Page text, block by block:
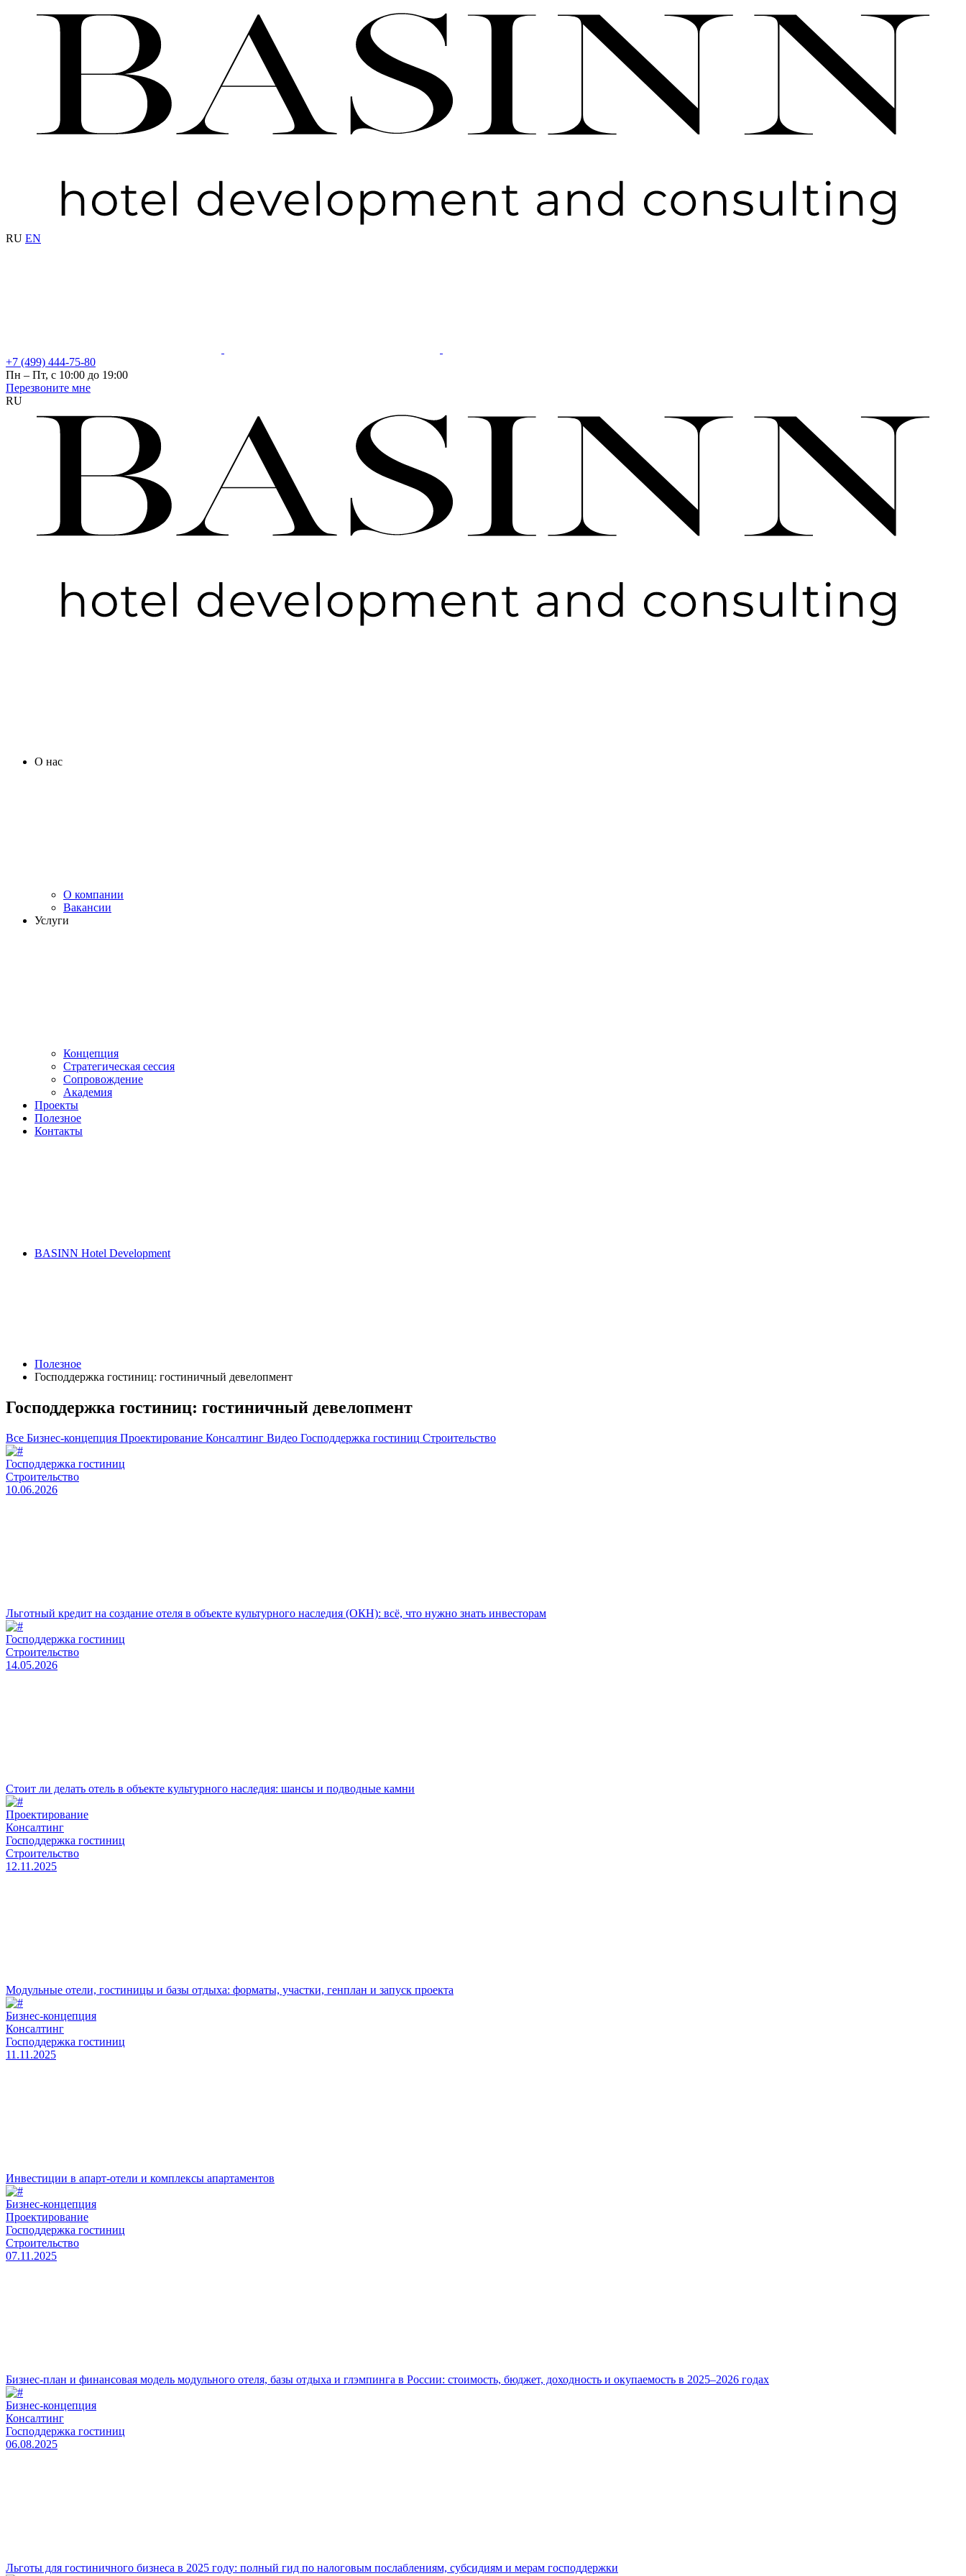
RU EN
+7 (499) 444-75-80
Пн – Пт, с 10:00 до 19:00
Перезвоните мне
RU
О нас
О компании
Вакансии
Услуги
Концепция
Стратегическая сессия
Сопровождение
Академия
Проекты
Полезное
Контакты
BASINN Hotel Development
Полезное
Господдержка гостиниц: гостиничный девелопмент
Господдержка гостиниц: гостиничный девелопмент
Все Бизнес‑концепция Проектирование Консалтинг Видео Господдержка гостиниц Строительство
Господдержка гостиниц
Строительство
10.06.2026
Льготный кредит на создание отеля в объекте культурного наследия (ОКН): всё, что нужно знать инвесторам
Господдержка гостиниц
Строительство
14.05.2026
Стоит ли делать отель в объекте культурного наследия: шансы и подводные камни
Проектирование
Консалтинг
Господдержка гостиниц
Строительство
12.11.2025
Модульные отели, гостиницы и базы отдыха: форматы, участки, генплан и запуск проекта
Бизнес‑концепция
Консалтинг
Господдержка гостиниц
11.11.2025
Инвестиции в апарт-отели и комплексы апартаментов
Бизнес‑концепция
Проектирование
Господдержка гостиниц
Строительство
07.11.2025
Бизнес-план и финансовая модель модульного отеля, базы отдыха и глэмпинга в России: стоимость, бюджет, доходность и окупаемость в 2025–2026 годах
Бизнес‑концепция
Консалтинг
Господдержка гостиниц
06.08.2025
Льготы для гостиничного бизнеса в 2025 году: полный гид по налоговым послаблениям, субсидиям и мерам господдержки